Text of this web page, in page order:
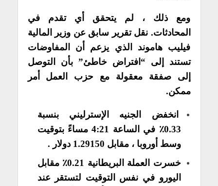
ومع ذلك ، لم يتحقق أي تقدم في
المحادثات. نقل تقرير سابق عن وزير المالية
فيليب هاموند الذي يزعم أن المفاوضات
تستند إلى “افتراض خاطئ” بأن التوصل
إلى صفقة معقولة مع حزب العمل أمر
ممكن.
انخفض الجنيه الإسترليني بنسبة
0.33٪ في الساعة 4:21 مساءً بتوقيت
وسط أوروبا ، مقابل 1.29150 دولار .
خسرت العملة البريطانية 0.21٪ مقابل
اليورو في نفس التوقيت لتستقر عند